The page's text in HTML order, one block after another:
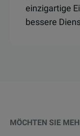
einzigartige
bessere
MÖCHTEN SIE